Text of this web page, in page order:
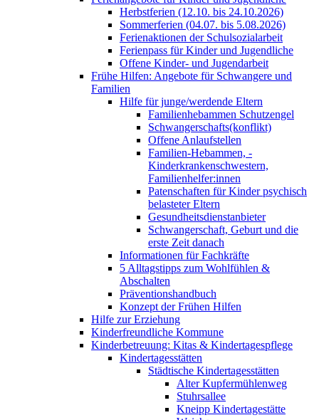
Herbstferien (12.10. bis 24.10.2026)
Sommerferien (04.07. bis 5.08.2026)
Ferienaktionen der Schulsozialarbeit
Ferienpass für Kinder und Jugendliche
Offene Kinder- und Jugendarbeit
Frühe Hilfen: Angebote für Schwangere und
Familien
Hilfe für junge/werdende Eltern
Familienhebammen Schutzengel
Schwangerschafts(konflikt)
Offene Anlaufstellen
Familien-Hebammen, -
Kinderkrankenschwestern,
Familienhelfer:innen
Patenschaften für Kinder psychisch
belasteter Eltern
Gesundheitsdienstanbieter
Schwangerschaft, Geburt und die
erste Zeit danach
Informationen für Fachkräfte
5 Alltagstipps zum Wohlfühlen &
Abschalten
Präventionshandbuch
Konzept der Frühen Hilfen
Hilfe zur Erziehung
Kinderfreundliche Kommune
Kinderbetreuung: Kitas & Kindertagespflege
Kindertagesstätten
Städtische Kindertagesstätten
Alter Kupfermühlenweg
Stuhrsallee
Kneipp Kindertagestätte